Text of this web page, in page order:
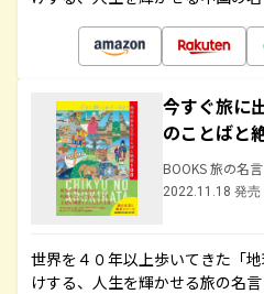
今すぐ旅に
のことばと
BOOKS 旅の名
2022.11.18 発売
世界を４０年以上歩いてきた「
けする、人生を輝かせる旅の名